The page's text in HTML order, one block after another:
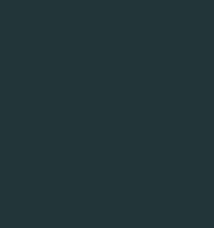
Wir beraten Sie gerne
hotel@fernblick-